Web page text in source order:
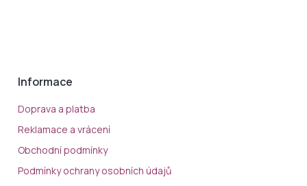
Informace
Doprava a platba
Reklamace a vrácení
Obchodní podmínky
Podmínky ochrany osobních údajů